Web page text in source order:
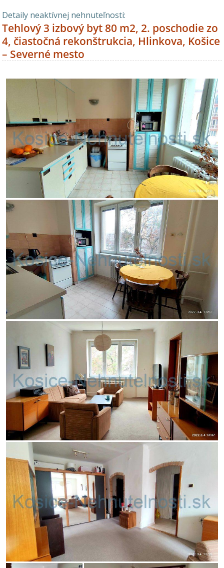
Detaily neaktívnej nehnuteľnosti:
Tehlový 3 izbový byt 80 m2, 2. poschodie zo
4, čiastočná rekonštrukcia, Hlinkova, Košice
– Severné mesto